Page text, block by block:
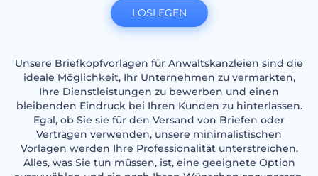
Unsere Briefkopfvorlagen für Anwaltskanzleien sind die
ideale Möglichkeit, Ihr Unternehmen zu vermarkten,
Ihre Dienstleistungen zu bewerben und einen
bleibenden Eindruck bei Ihren Kunden zu hinterlassen.
Egal, ob Sie sie für den Versand von Briefen oder
Verträgen verwenden, unsere minimalistischen
Vorlagen werden Ihre Professionalität unterstreichen.
Alles, was Sie tun müssen, ist, eine geeignete Option
LOSLEGEN